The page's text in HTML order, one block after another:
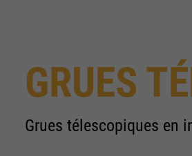
GRUES
Grues télescopiques en